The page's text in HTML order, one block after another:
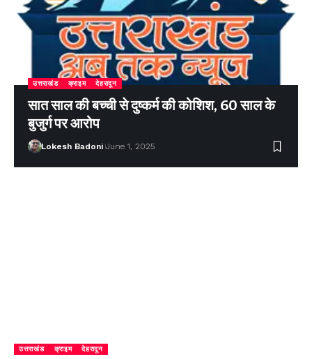
उत्तराखंड क्राइम देहरादून
सात साल की बच्ची से दुष्कर्म की कोशिश, 60 साल के
बुजुर्ग पर आरोप
Lokesh Badoni June 1, 2025
उत्तराखंड क्राइम देहरादून